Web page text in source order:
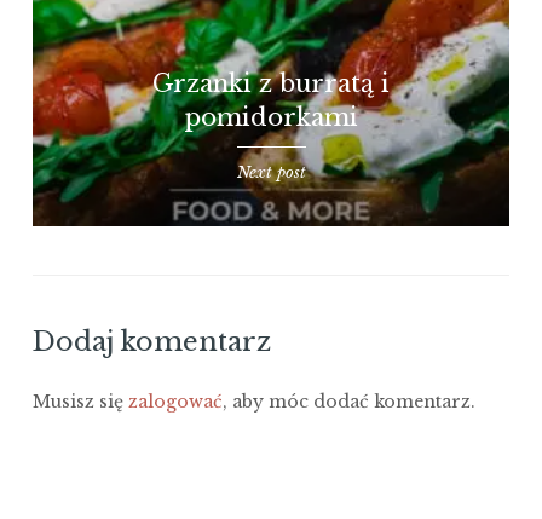
Grzanki z burratą i
pomidorkami
Next post
Dodaj komentarz
Musisz się zalogować, aby móc dodać komentarz.